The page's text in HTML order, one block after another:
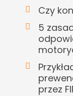
Czy
5
przez